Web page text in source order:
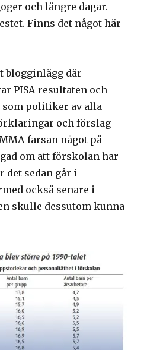
och längre dagar.
Finns det något här
blogginlägg där
PISA-resultaten och
politiker av alla
och förslag
farsan något på
om att förskolan har
det sedan går i
också senare i
skulle dessutom kunna